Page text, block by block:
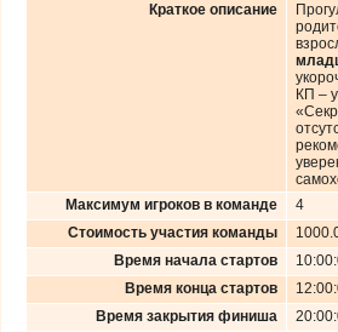
Краткое описание
КП –
Максимум игроков в команде
4
Стоимость участия команды
Время начала стартов
Время конца стартов
Время закрытия финиша